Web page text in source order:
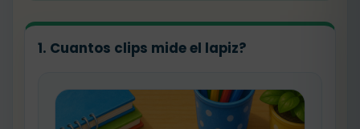
1. Cuantos clips mide el lapiz?